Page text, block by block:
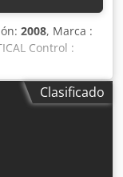
2008, Marca :
Control :
de la mesa :
Y : 760
12.000
30
de
Clasificado